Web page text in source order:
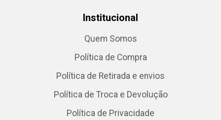
Institucional
Quem Somos
Política de Compra
Política de Retirada e envios
Política de Troca e Devolução
Política de Privacidade